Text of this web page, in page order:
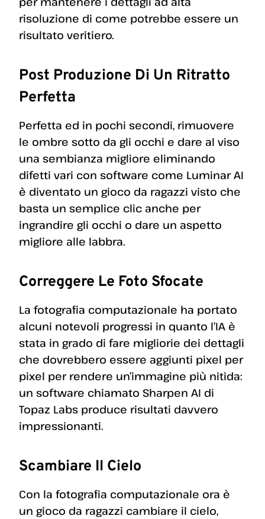
risoluzione di come potrebbe essere un
risultato veritiero.
Post Produzione Di Un Ritratto
Perfetta
Perfetta ed in pochi secondi, rimuovere
le ombre sotto da gli occhi e dare al viso
una sembianza migliore eliminando
difetti vari con software come Luminar AI
è diventato un gioco da ragazzi visto che
basta un semplice clic anche per
ingrandire gli occhi o dare un aspetto
migliore alle labbra.
Correggere Le Foto Sfocate
La fotografia computazionale ha portato
alcuni notevoli progressi in quanto l’IA è
stata in grado di fare migliorie dei dettagli
che dovrebbero essere aggiunti pixel per
pixel per rendere un’immagine più nitida:
un software chiamato Sharpen AI di
Topaz Labs produce risultati davvero
impressionanti.
Scambiare Il Cielo
Con la fotografia computazionale ora è
un gioco da ragazzi cambiare il cielo,